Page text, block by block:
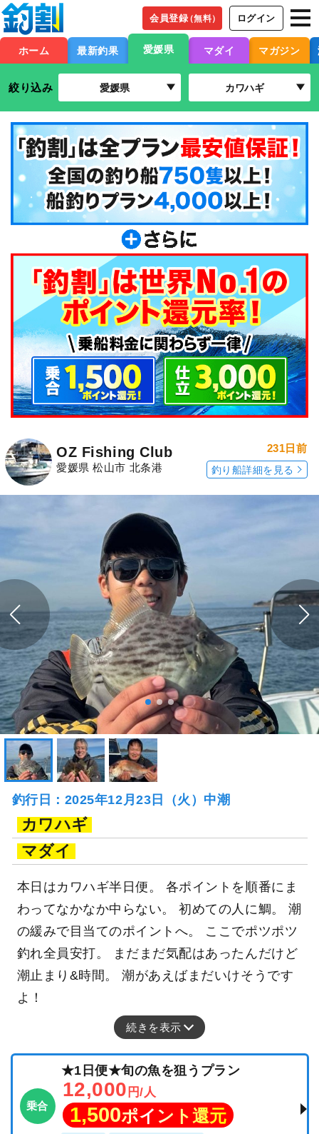
会員登録（無料） ログイン
ホーム 最新釣果 愛媛県 マダイ マガジン
絞り込み 愛媛県 カワハギ
OZ Fishing Club
愛媛県 松山市 北条港
231日前
釣り船詳細を見る
釣行日：2025年12月23日（火）中潮
カワハギ
マダイ
本日はカワハギ半日便。 各ポイントを順番にま
わってなかなか中らない。 初めての人に鯛。 潮
の緩みで目当てのポイントへ。 ここでポツポツ
釣れ全員安打。 まだまだ気配はあったんだけど
潮止まり&時間。 潮があえばまだいけそうです
よ！
続きを表示
乗合
★1日便★旬の魚を狙うプラン
12,000 円/人
1,500ポイント還元